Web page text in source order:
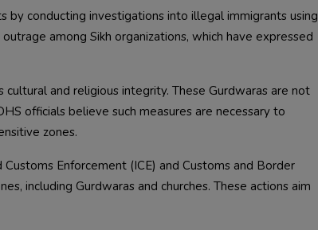
conducting investigations into illegal immigrants using
among Sikh organizations, which have expressed
and religious integrity. These Gurdwaras are not
officials believe such measures are necessary to
zones.
Enforcement (ICE) and Customs and Border
including Gurdwaras and churches. These actions aim